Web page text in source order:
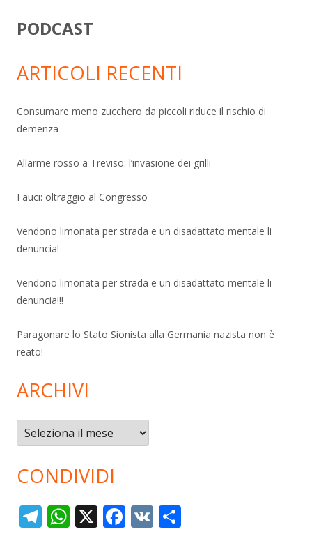
PODCAST
ARTICOLI RECENTI
Consumare meno zucchero da piccoli riduce il rischio di
demenza
Allarme rosso a Treviso: l’invasione dei grilli
Fauci: oltraggio al Congresso
Vendono limonata per strada e un disadattato mentale li
denuncia!
Vendono limonata per strada e un disadattato mentale li
denuncia!!!
Paragonare lo Stato Sionista alla Germania nazista non è
reato!
ARCHIVI
Archivi
CONDIVIDI
T W X F V